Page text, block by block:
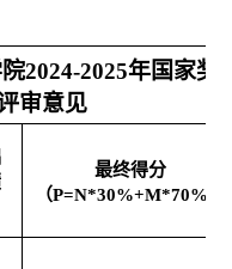
2024-2025年国家奖
审意见
最终得分
（P=N*30%+M*70%）